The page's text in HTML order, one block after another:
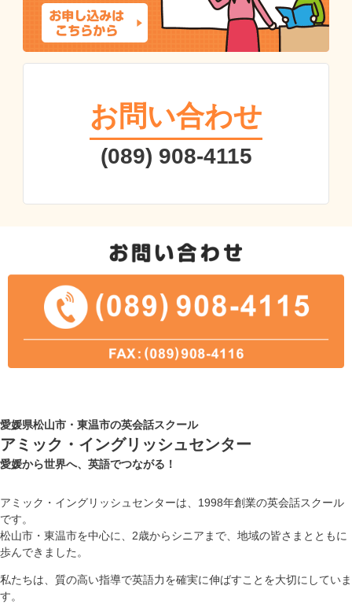
お問い合わせ
(089) 908-4115
愛媛県松山市・東温市の英会話スクール
アミック・イングリッシュセンター
愛媛から世界へ、英語でつながる！
アミック・イングリッシュセンターは、1998年創業の英会話スクール
です。
松山市・東温市を中心に、2歳からシニアまで、地域の皆さまとともに
歩んできました。
私たちは、質の高い指導で英語力を確実に伸ばすことを大切にしていま
す。